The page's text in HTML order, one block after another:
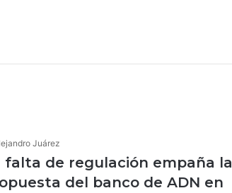
Juárez
falta de regulación empaña la
del banco de ADN en